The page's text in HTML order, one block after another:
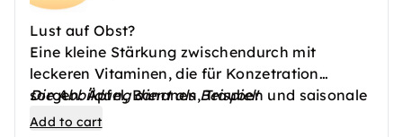
für Dich frisch eingekauft und mit Liebe
zubereitet!
Lust auf Obst?
Eine kleine Stärkung zwischendurch mit
leckeren Vitaminen, die für Konzetration
sorgen: Äpfel, Bananen, Trauben und saisonale
Sorten - extra für Dich frisch eingekauft!
Die Abbildung dient als Beispiel!
Add to cart